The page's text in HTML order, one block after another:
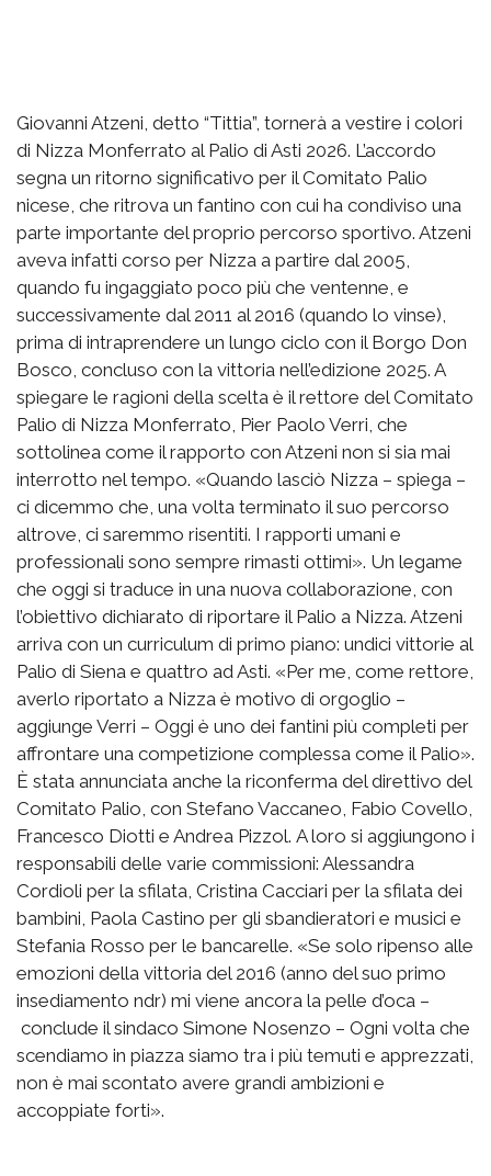
Giovanni Atzeni, detto “Tittia”, tornerà a vestire i colori
di Nizza Monferrato al Palio di Asti 2026. L’accordo
segna un ritorno significativo per il Comitato Palio
nicese, che ritrova un fantino con cui ha condiviso una
parte importante del proprio percorso sportivo. Atzeni
aveva infatti corso per Nizza a partire dal 2005,
quando fu ingaggiato poco più che ventenne, e
successivamente dal 2011 al 2016 (quando lo vinse),
prima di intraprendere un lungo ciclo con il Borgo Don
Bosco, concluso con la vittoria nell’edizione 2025. A
spiegare le ragioni della scelta è il rettore del Comitato
Palio di Nizza Monferrato, Pier Paolo Verri, che
sottolinea come il rapporto con Atzeni non si sia mai
interrotto nel tempo. «Quando lasciò Nizza – spiega –
ci dicemmo che, una volta terminato il suo percorso
altrove, ci saremmo risentiti. I rapporti umani e
professionali sono sempre rimasti ottimi». Un legame
che oggi si traduce in una nuova collaborazione, con
l’obiettivo dichiarato di riportare il Palio a Nizza. Atzeni
arriva con un curriculum di primo piano: undici vittorie al
Palio di Siena e quattro ad Asti. «Per me, come rettore,
averlo riportato a Nizza è motivo di orgoglio –
aggiunge Verri – Oggi è uno dei fantini più completi per
affrontare una competizione complessa come il Palio».
È stata annunciata anche la riconferma del direttivo del
Comitato Palio, con Stefano Vaccaneo, Fabio Covello,
Francesco Diotti e Andrea Pizzol. A loro si aggiungono i
responsabili delle varie commissioni: Alessandra
Cordioli per la sfilata, Cristina Cacciari per la sfilata dei
bambini, Paola Castino per gli sbandieratori e musici e
Stefania Rosso per le bancarelle. «Se solo ripenso alle
emozioni della vittoria del 2016 (anno del suo primo
insediamento ndr) mi viene ancora la pelle d’oca –
conclude il sindaco Simone Nosenzo – Ogni volta che
scendiamo in piazza siamo tra i più temuti e apprezzati,
non è mai scontato avere grandi ambizioni e
accoppiate forti».